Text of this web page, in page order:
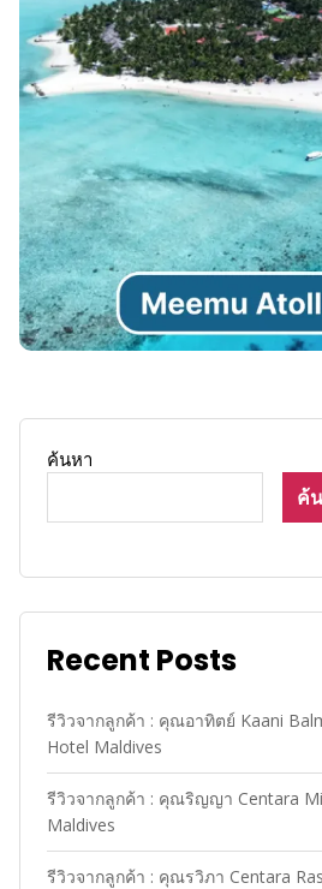
ค้นหา
ค้
Recent Posts
รีวิวจากลูกค้า : คุณอาทิตย์ Kaani
Hotel Maldives
รีวิวจากลูกค้า : คุณริญญา Centara
Maldives
รีวิวจากลูกค้า : คุณรวิภา Centara